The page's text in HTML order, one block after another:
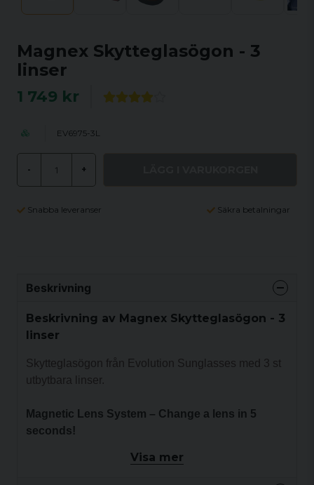
Magnex Skytteglasögon - 3
linser
1 749 kr
EV6975-3L
- +
Snabba leveranser Säkra betalningar
Beskrivning
Beskrivning av Magnex Skytteglasögon - 3
linser
Skytteglasögon från Evolution Sunglasses med 3 st
utbytbara linser.
Magnetic Lens System – Change a lens in 5
seconds!
Black & Red frame – 3 Lens Interchangeable Set
Visa mer